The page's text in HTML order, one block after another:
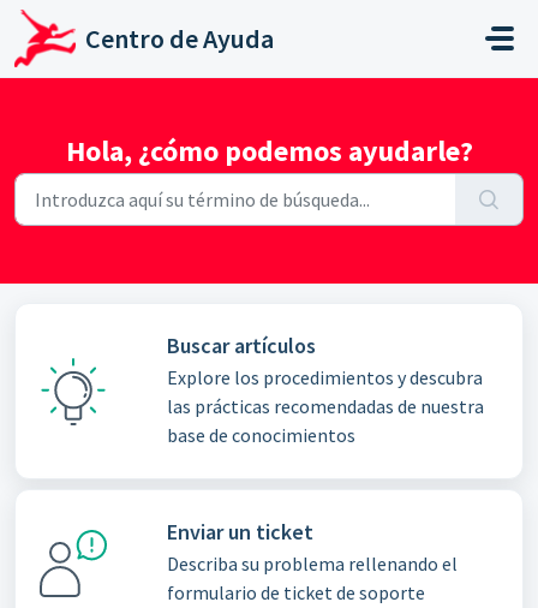
Saltar al contenido principal
Centro de Ayuda
Hola, ¿cómo podemos ayudarle?
Buscar artículos
Explore los procedimientos y descubra
las prácticas recomendadas de nuestra
base de conocimientos
Enviar un ticket
Describa su problema rellenando el
formulario de ticket de soporte